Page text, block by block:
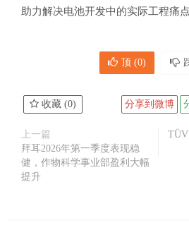
助力解决电池开发中的实际工程痛点
顶 (0)
收藏 (0) 分享到微博
上一篇
拜耳2026年第一季度表现稳
健，作物科学事业部盈利大幅
提升